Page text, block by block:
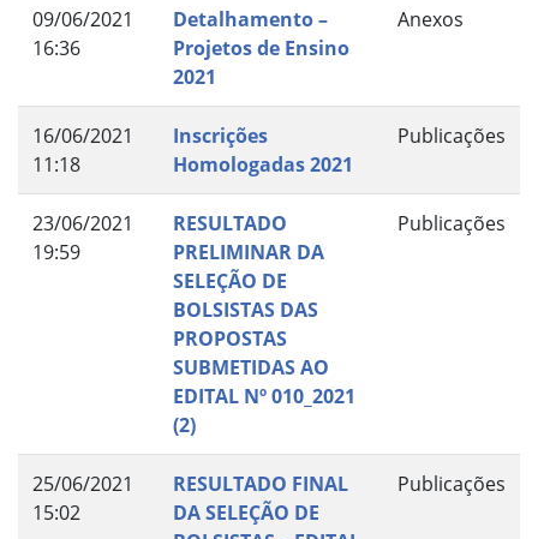
09/06/2021
16:36
Detalhamento –
Projetos de Ensino
2021
Anexos
16/06/2021
11:18
Inscrições
Homologadas 2021
Publicações
23/06/2021
19:59
RESULTADO
PRELIMINAR DA
SELEÇÃO DE
BOLSISTAS DAS
PROPOSTAS
SUBMETIDAS AO
EDITAL Nº 010_2021
(2)
Publicações
25/06/2021
15:02
RESULTADO FINAL
DA SELEÇÃO DE
Publicações